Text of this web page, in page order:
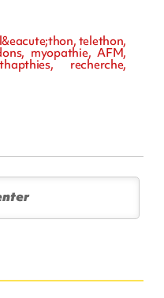
telethon,
myopathie, AFM,
recherche,